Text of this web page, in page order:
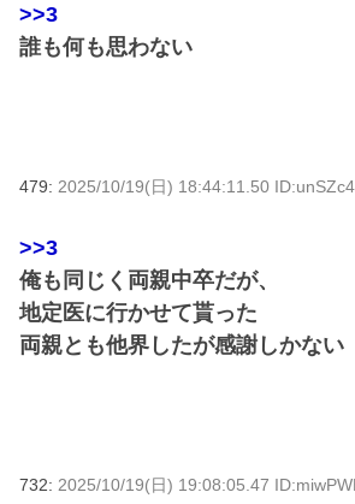
>>3
誰も何も思わない
479: 2025/10/19(日) 18:44:11.50
>>3
俺も同じく両親中卒だが、
地定医に行かせて貰った
両親とも他界したが感謝しかない
732: 2025/10/19(日) 19:08:05.47